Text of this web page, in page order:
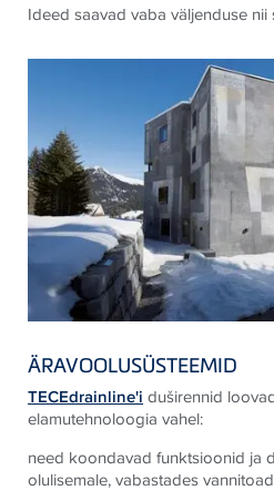
Ideed saavad vaba väljenduse
ÄRAVOOLUSÜSTEEMID
TECEdrainline'i duširennid
elamutehnoloogia vahel:
need koondavad funktsioonid ja
olulisemale, vabastades